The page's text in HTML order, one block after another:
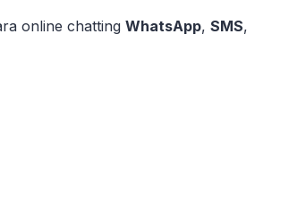
online chatting WhatsApp, SMS,